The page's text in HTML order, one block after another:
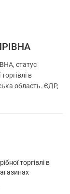
статус
в
область. ЄДР,
торгівлі в